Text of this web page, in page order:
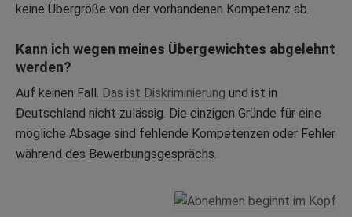
keine Übergröße von der vorhandenen Kompetenz ab.
Kann ich wegen meines Übergewichtes abgelehnt
werden?
Auf keinen Fall. Das ist Diskriminierung und ist in
Deutschland nicht zulässig. Die einzigen Gründe für eine
mögliche Absage sind fehlende Kompetenzen oder Fehler
während des Bewerbungsgesprächs.